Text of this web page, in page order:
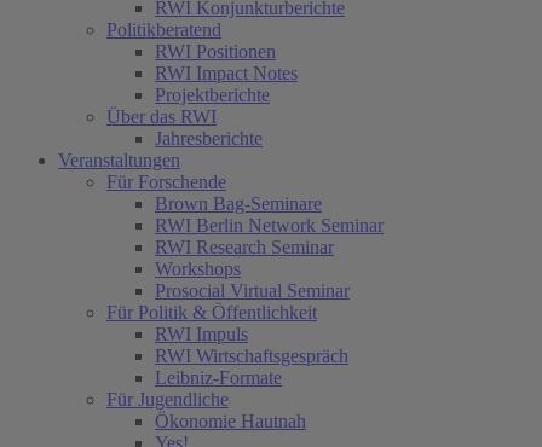
RWI Konjunkturberichte
Politikberatend
RWI Positionen
RWI Impact Notes
Projektberichte
Über das RWI
Jahresberichte
Veranstaltungen
Für Forschende
Brown Bag-Seminare
RWI Berlin Network Seminar
RWI Research Seminar
Workshops
Prosocial Virtual Seminar
Für Politik & Öffentlichkeit
RWI Impuls
RWI Wirtschaftsgespräch
Leibniz-Formate
Für Jugendliche
Ökonomie Hautnah
Yes!